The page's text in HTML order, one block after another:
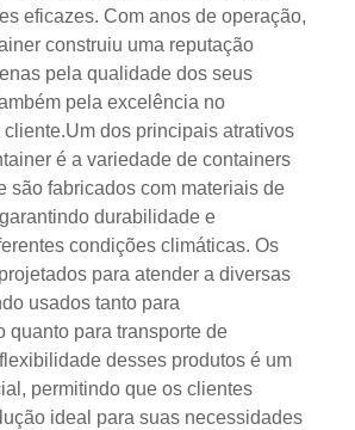
eficazes. Com anos de operação,
construiu uma reputação
pela qualidade dos seus
pela excelência no
dos principais atrativos
é a variedade de containers
são fabricados com materiais de
durabilidade e
condições climáticas. Os
para atender a diversas
usados tanto para
quanto para transporte de
desses produtos é um
permitindo que os clientes
ideal para suas necessidades